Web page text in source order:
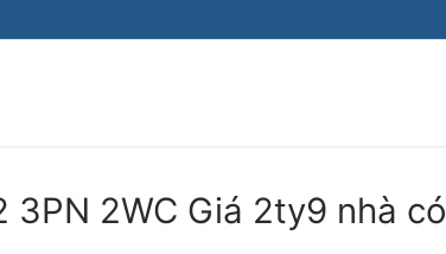
3PN 2WC Giá 2ty9 nhà có